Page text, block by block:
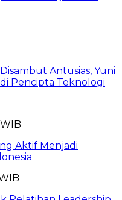
Antusias, Yuni
Pencipta Teknologi
Aktif Menjadi